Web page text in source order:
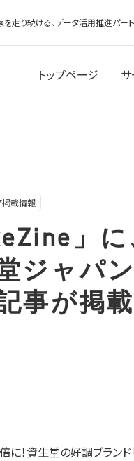
走り続ける、データ活用推進パー
トップページ
掲載情報
」
ジャパ
事が掲
！資生堂の好調ブラン